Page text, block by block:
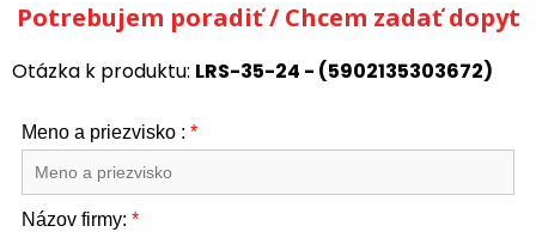
Potrebujem poradiť / Chcem zadať dopyt
Otázka k produktu: LRS-35-24 - (5902135303672)